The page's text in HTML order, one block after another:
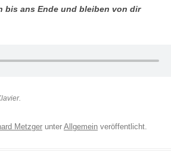
bis ans Ende und bleiben von dir
Metzger unter Allgemein veröffentlicht.